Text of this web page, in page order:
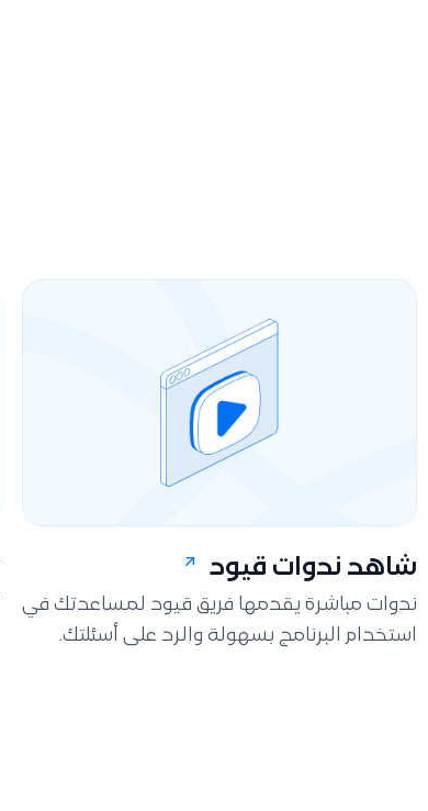
شاهد ندوات قيود
ندوات مباشرة يقدمها فريق قيود لمساعدتك في
استخدام البرنامج بسهولة والرد على أسئلتك.